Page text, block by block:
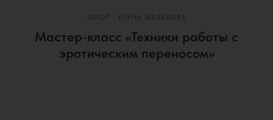
АВТОР - ЕЛЕНА МАЛАХОВА
Мастер-класс «Техники работы с
эротическим переносом»